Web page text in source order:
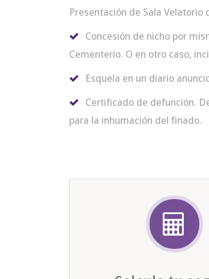
Presentación de Sala
Concesión de nicho por
Cementerio. O en otro caso,
Esquela en un diario
Certificado de defunción.
para la inhumación del finado.